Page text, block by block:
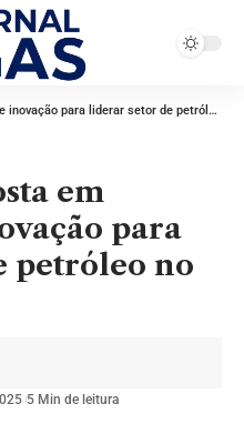
para liderar setor de petróleo no Brasil
em
para
petróleo no
5 Min de leitura